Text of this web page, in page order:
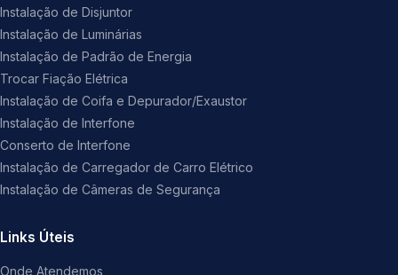
Instalação de Disjuntor
Instalação de Luminárias
Instalação de Padrão de Energia
Trocar Fiação Elétrica
Instalação de Coifa e Depurador/Exaustor
Instalação de Interfone
Conserto de Interfone
Instalação de Carregador de Carro Elétrico
Instalação de Câmeras de Segurança
Links Úteis
Onde Atendemos